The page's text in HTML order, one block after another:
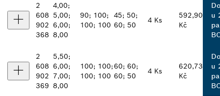
2
608
902
368
4,00;
5,00;
6,00;
8,00
90; 100;
100; 100
45; 50;
60; 50
4 Ks
592,90
Kč
u
2
608
902
369
5,50;
6,00;
7,00;
8,00
100; 100;
100; 100
60; 60;
60; 50
4 Ks
620,73
Kč
u